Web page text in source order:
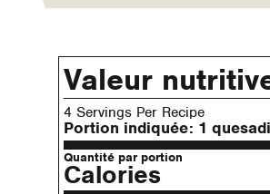
Valeur
4 Servings Per Recipe
Portion indiquée: 1
Quantité par portion
Calories